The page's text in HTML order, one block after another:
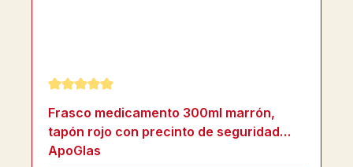
Calificación promedio de 5 de 5 estrellas
Frasco medicamento 300ml marrón,
tapón rojo con precinto de seguridad
ApoGlas